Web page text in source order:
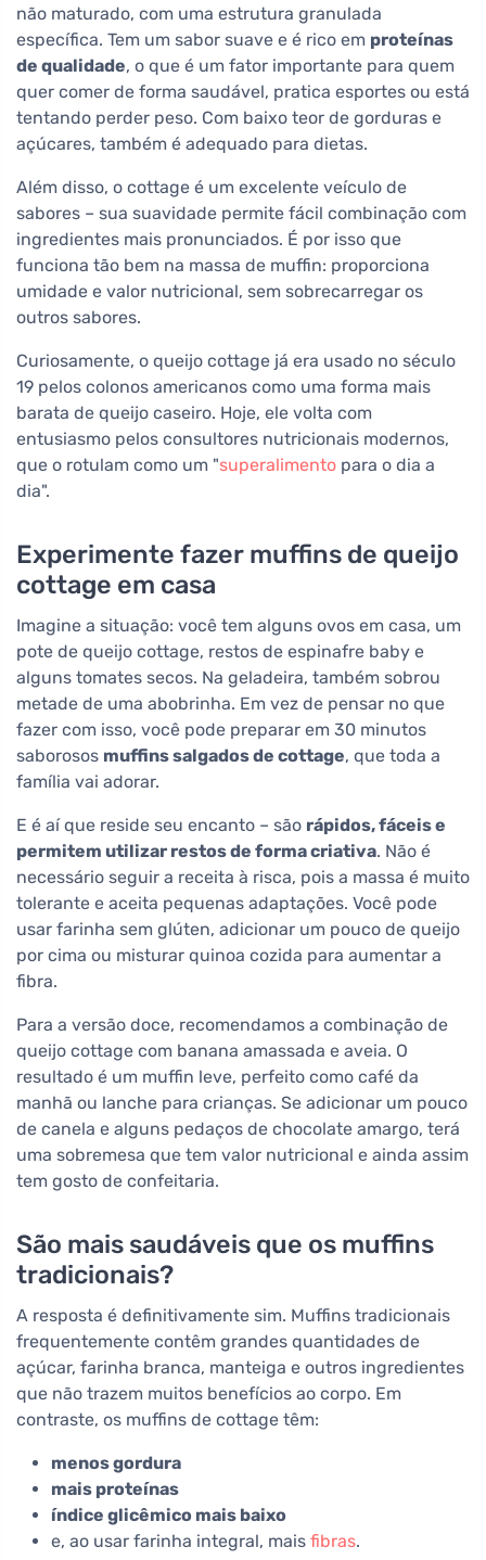
não maturado, com uma estrutura granulada
específica. Tem um sabor suave e é rico em proteínas
de qualidade, o que é um fator importante para quem
quer comer de forma saudável, pratica esportes ou está
tentando perder peso. Com baixo teor de gorduras e
açúcares, também é adequado para dietas.
Além disso, o cottage é um excelente veículo de
sabores – sua suavidade permite fácil combinação com
ingredientes mais pronunciados. É por isso que
funciona tão bem na massa de muffin: proporciona
umidade e valor nutricional, sem sobrecarregar os
outros sabores.
Curiosamente, o queijo cottage já era usado no século
19 pelos colonos americanos como uma forma mais
barata de queijo caseiro. Hoje, ele volta com
entusiasmo pelos consultores nutricionais modernos,
que o rotulam como um "superalimento para o dia a
dia".
Experimente fazer muffins de queijo
cottage em casa
Imagine a situação: você tem alguns ovos em casa, um
pote de queijo cottage, restos de espinafre baby e
alguns tomates secos. Na geladeira, também sobrou
metade de uma abobrinha. Em vez de pensar no que
fazer com isso, você pode preparar em 30 minutos
saborosos muffins salgados de cottage, que toda a
família vai adorar.
E é aí que reside seu encanto – são rápidos, fáceis e
permitem utilizar restos de forma criativa. Não é
necessário seguir a receita à risca, pois a massa é muito
tolerante e aceita pequenas adaptações. Você pode
usar farinha sem glúten, adicionar um pouco de queijo
por cima ou misturar quinoa cozida para aumentar a
fibra.
Para a versão doce, recomendamos a combinação de
queijo cottage com banana amassada e aveia. O
resultado é um muffin leve, perfeito como café da
manhã ou lanche para crianças. Se adicionar um pouco
de canela e alguns pedaços de chocolate amargo, terá
uma sobremesa que tem valor nutricional e ainda assim
tem gosto de confeitaria.
São mais saudáveis que os muffins
tradicionais?
A resposta é definitivamente sim. Muffins tradicionais
frequentemente contêm grandes quantidades de
açúcar, farinha branca, manteiga e outros ingredientes
que não trazem muitos benefícios ao corpo. Em
contraste, os muffins de cottage têm:
menos gordura
mais proteínas
índice glicêmico mais baixo
e, ao usar farinha integral, mais fibras.